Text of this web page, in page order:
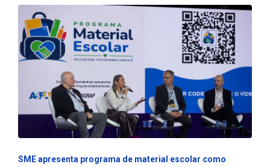
SME apresenta programa de material escolar como